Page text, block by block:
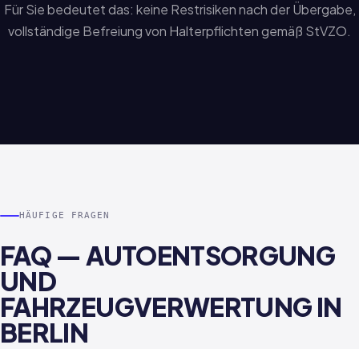
Für Sie bedeutet das: keine Restrisiken nach der Übergabe,
vollständige Befreiung von Halterpflichten gemäß StVZO.
HÄUFIGE FRAGEN
FAQ — AUTOENTSORGUNG
UND
FAHRZEUGVERWERTUNG IN
BERLIN